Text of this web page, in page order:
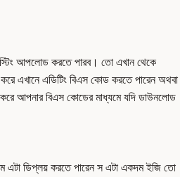
আপলোড করতে পারব। তো এখান থেকে
এখানে এডিটিং বিএস কোড করতে পারেন অথবা
আপনার বিএস কোডের মাধ্যমে যদি ডাউনলোড
এটা ডিপ্লয় করতে পারেন স এটা একদম ইজি তো